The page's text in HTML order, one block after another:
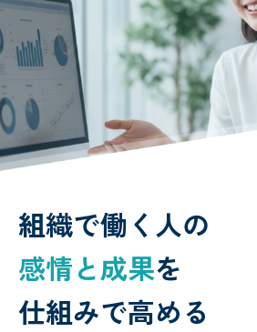
組織で働く人の
感情と成果を
仕組みで高める